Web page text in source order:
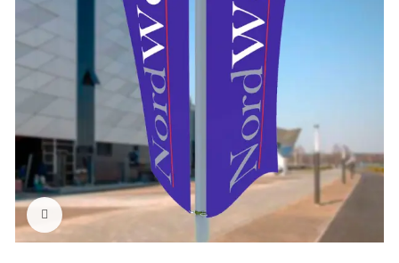
Click to enlarge